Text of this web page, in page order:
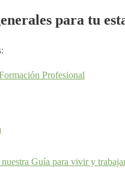
para tu
Profesional
Guía para vivir y